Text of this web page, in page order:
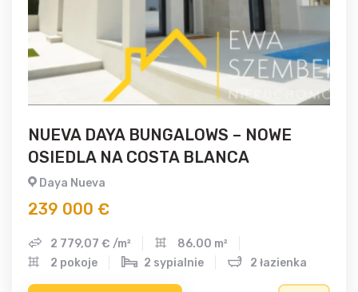
NUEVA DAYA BUNGALOWS – NOWE
OSIEDLA NA COSTA BLANCA
Daya Nueva
239 000 €
2 779,07 € /m²
86.00 m²
2 pokoje
2 sypialnie 2 łazienka